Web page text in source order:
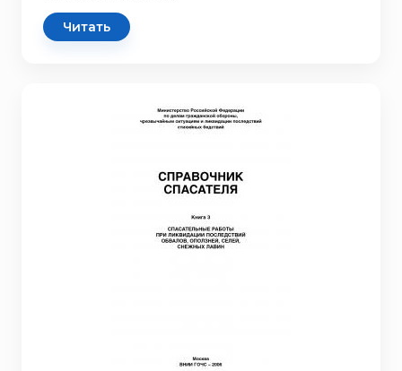
Читать